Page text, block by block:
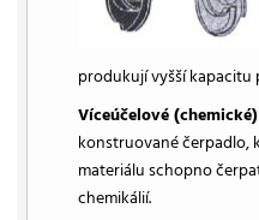
produkují vyšší kapacitu
Víceúčelové
konstruované čerpadlo,
materiálu schopno
chemikálií.